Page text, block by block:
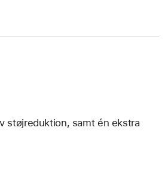
støj­reduktion, samt én ekstra